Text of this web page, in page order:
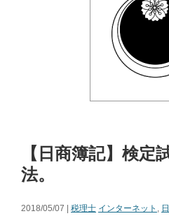
【日商簿記】検定
法。
2018/05/07 | 税理士 インターネット ,